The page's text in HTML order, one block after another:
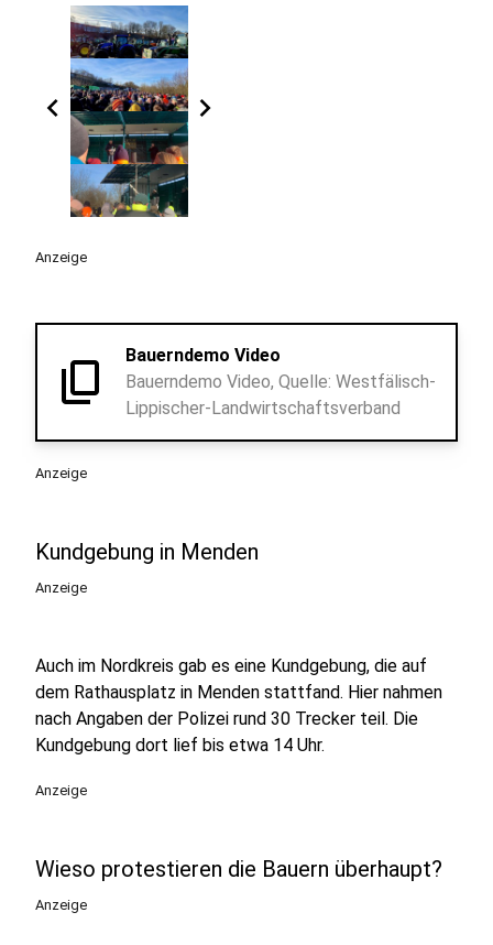
chevron_left chevron_right
Anzeige
content_copy
Bauerndemo Video
Bauerndemo Video, Quelle: Westfälisch-
Lippischer-Landwirtschaftsverband
Anzeige
Kundgebung in Menden
Anzeige
Auch im Nordkreis gab es eine Kundgebung, die auf
dem Rathausplatz in Menden stattfand. Hier nahmen
nach Angaben der Polizei rund 30 Trecker teil. Die
Kundgebung dort lief bis etwa 14 Uhr.
Anzeige
Wieso protestieren die Bauern überhaupt?
Anzeige